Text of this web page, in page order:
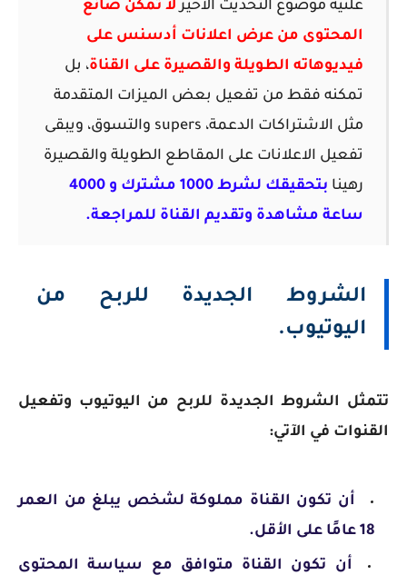
علنية موضوع التحديث الأخير لا تمكن صانع
المحتوى من عرض اعلانات أدسنس على
فيديوهاته الطويلة والقصيرة على القناة، بل
تمكنه فقط من تفعيل بعض الميزات المتقدمة
مثل الاشتراكات الدعمة، supers والتسوق، ويبقى
تفعيل الاعلانات على المقاطع الطويلة والقصيرة
رهينا
بتحقيقك لشرط 1000 مشترك و 4000
ساعة مشاهدة وتقديم القناة للمراجعة.
الشروط الجديدة للربح من
اليوتيوب.
تتمثل الشروط الجديدة للربح من اليوتيوب وتفعيل
القنوات في الآتي:
أن تكون القناة مملوكة لشخص يبلغ من العمر
18 عامًا على الأقل.
أن تكون القناة متوافق مع سياسة المحتوى